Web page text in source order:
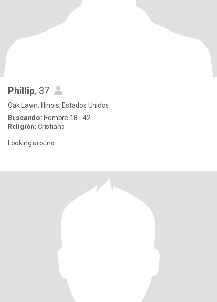
Phillip, 37
Oak Lawn, Illinois, Estados Unidos
Buscando: Hombre 18 - 42
Religión: Cristiano
Looking around